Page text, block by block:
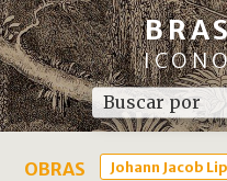
OBRAS Johann Jacob